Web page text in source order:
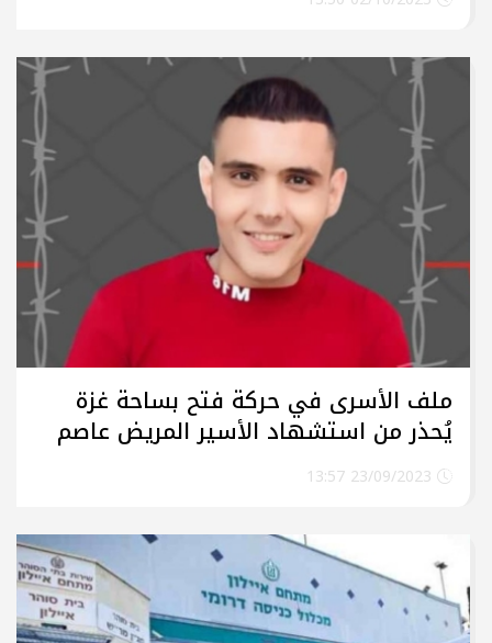
ملف الأسرى في حركة فتح بساحة غزة
يُحذر من استشهاد الأسير المريض عاصم
الرفاعي